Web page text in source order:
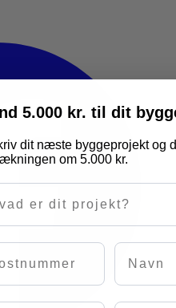
5.000 kr. til dit
dit næste byggeprojekt og
om 5.000 kr.
er dit projekt?
Navn